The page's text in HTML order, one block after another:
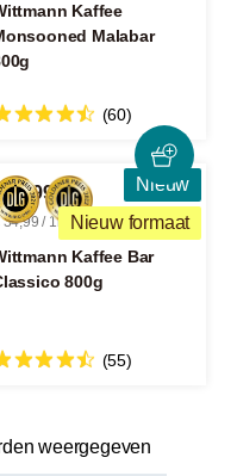
Kaffee
Malabar
(60)
Nieuw
Nieuw formaat
27,99
/ 1kg
Kaffee Bar
800g
(55)
weergegeven